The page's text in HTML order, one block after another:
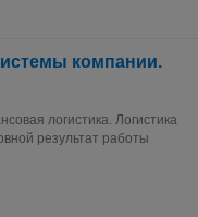
компании.
логистика. Логистика
результат работы